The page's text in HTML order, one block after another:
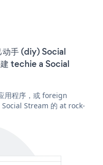
手 (diy) Social
techie a Social
用程序，或 foreign
Stream 的 at rock-